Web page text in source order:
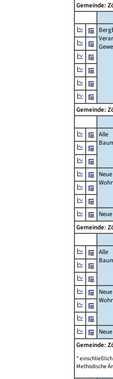
Gemeinde:
Gemeinde:
Alle
Neue
Gemeinde:
Alle
Neue
Gemeinde:
*
Methodische